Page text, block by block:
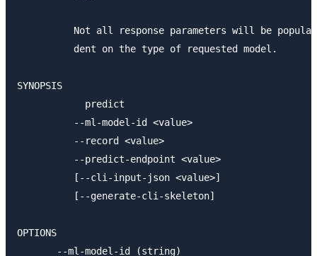
Not all response parameters will be
          dent on the type of requested model.
SYNOPSIS
            predict
          --ml-model-id <value>
          --record <value>
          --predict-endpoint <value>
          [--cli-input-json <value>]
          [--generate-cli-skeleton]
OPTIONS
       --ml-model-id (string)